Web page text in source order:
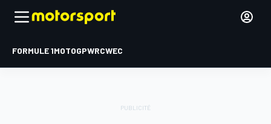
FORMULE 1MOTOGPWRCWEC